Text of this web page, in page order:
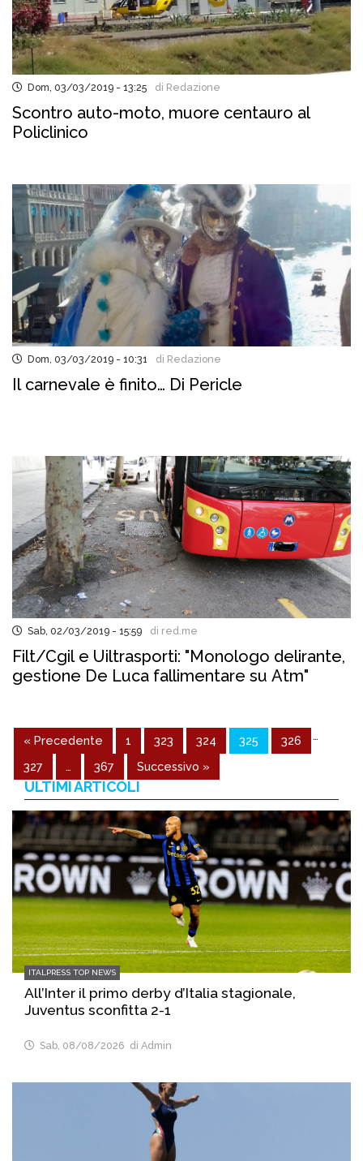
Dom, 03/03/2019 - 13:25 di Redazione
Scontro auto-moto, muore centauro al
Policlinico
Dom, 03/03/2019 - 10:31 di Redazione
Il carnevale è finito… Di Pericle
Sab, 02/03/2019 - 15:59 di red.me
Filt/Cgil e Uiltrasporti: "Monologo delirante,
gestione De Luca fallimentare su Atm"
« Precedente 1 …
323 324 325
326
327
… 367 Successivo »
ULTIMI ARTICOLI
ITALPRESS TOP NEWS
All’Inter il primo derby d’Italia stagionale,
Juventus sconfitta 2-1
Sab, 08/08/2026 di Admin